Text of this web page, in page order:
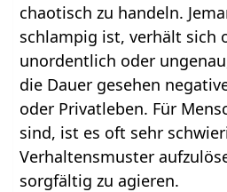
chaotisch zu handeln.
schlampig ist, verhält sich
unordentlich oder
die Dauer gesehen
oder Privatleben. Für
sind, ist es oft sehr
Verhaltensmuster
sorgfältig zu agieren.